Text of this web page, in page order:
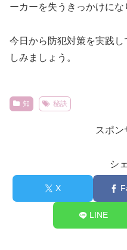
ーカーを失うきっかけにな
今日から防犯対策を実践
しみましょう。
知 秘訣
スポン
シ
X
LINE